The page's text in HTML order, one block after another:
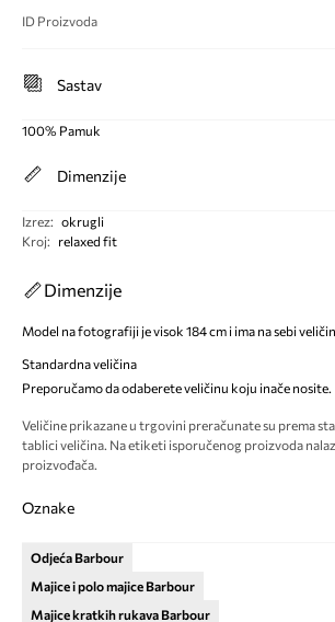
ID Proizvoda
Sastav
100% Pamuk
Dimenzije
Izrez: okrugli
Kroj: relaxed fit
Dimenzije
Model na fotografiji je visok 184 cm i ima na sebi
Standardna veličina
Preporučamo da odaberete veličinu koju inače nosite.
Veličine prikazane u trgovini preračunate su prema
tablici veličina. Na etiketi isporučenog proizvoda
proizvođača.
Oznake
Odjeća Barbour
Majice i polo majice Barbour
Majice kratkih rukava Barbour